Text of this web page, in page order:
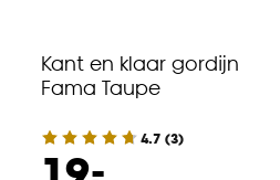
Kant en klaar gordijn
Fama Taupe
4.7 (3)